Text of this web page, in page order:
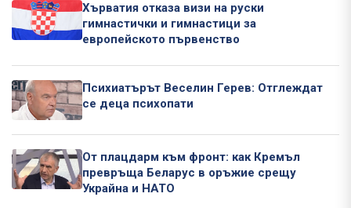
Хърватия отказа визи на руски
гимнастички и гимнастици за
европейското първенство
Психиатърът Веселин Герев: Отглеждат
се деца психопати
От плацдарм към фронт: как Кремъл
превръща Беларус в оръжие срещу
Украйна и НАТО